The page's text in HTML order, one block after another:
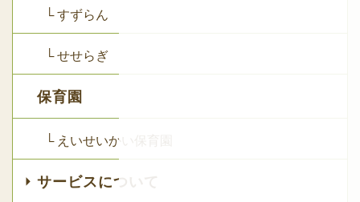
└ すずらん
└ せせらぎ
保育園
└ えいせいかい保育園
サービスについて